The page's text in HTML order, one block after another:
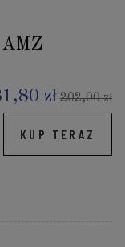
AMZ
zł 202,00 zł
KUP TERAZ